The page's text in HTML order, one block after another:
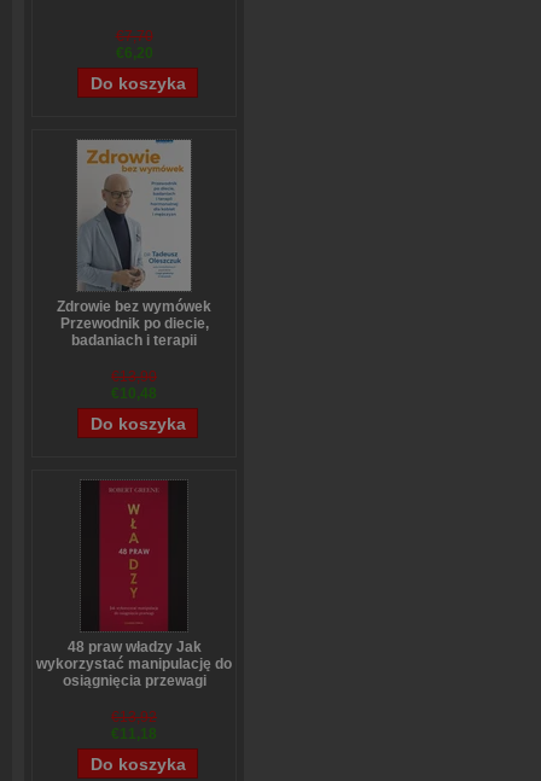
€7,70
€6,20
Zdrowie bez wymówek
Przewodnik po diecie,
badaniach i terapii
mężczyzn
Tadeusz Oleszczuk
€13,90
€10,48
48 praw władzy Jak
wykorzystać manipulację do
osiągnięcia przewagi
€13,92
€11,18